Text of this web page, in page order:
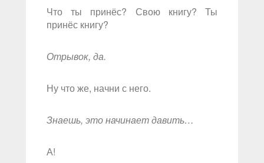
Что ты принёс? Свою книгу? Ты
принёс книгу?
Отрывок, да.
Ну что же, начни с него.
Знаешь, это начинает давить…
А!